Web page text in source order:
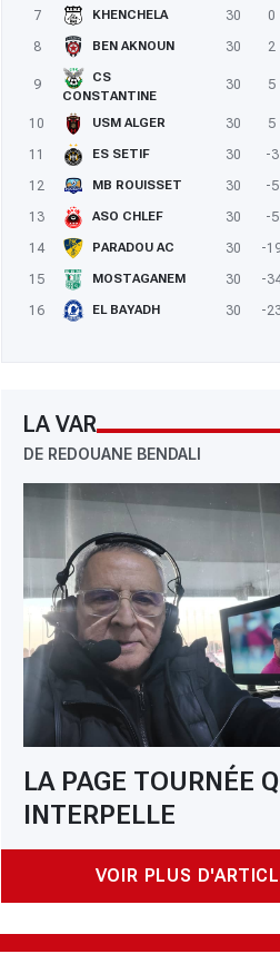
7 KHENCHELA 30 0
8
BEN AKNOUN 30 2
9
CS
CONSTANTINE
30 5
10 USM ALGER 30 5
11
ES SETIF 30 -3
12
MB ROUISSET 30 -5
13
ASO CHLEF 30 -5
14
PARADOU AC 30 -
15
MOSTAGANEM 30 -
16
EL BAYADH 30 -
LA VAR
DE REDOUANE BENDALI
LA PAGE TOURNÉE
INTERPELLE
VOIR PLUS